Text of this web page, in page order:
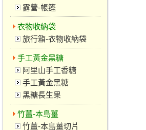
露營-帳篷
衣物收納袋
旅行箱-衣物收納袋
手工黃金黑糖
阿里山手工香糖
手工黃金黑糖
黑糖長生果
竹薑-本島薑
竹薑-本島薑切片